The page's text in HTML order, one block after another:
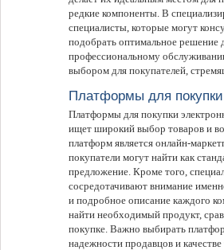
редкие компоненты. В
специалисты, которые могут
подобрать оптимальное решение
профессиональному
выбором для покупателей,
Платформы для
Платформы для покупки
ищет широкий выбор товаров и
платформ является онлайн-
покупатели могут найти как
предложение. Кроме того,
сосредотачивают внимание
и подробное описание каждого
найти необходимый продукт,
покупке. Важно выбирать
надежности продавцов и